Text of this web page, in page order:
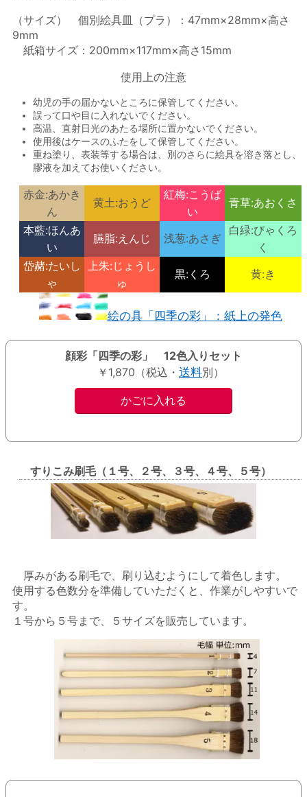
（サイズ） 個別絵具皿（プラ）：47mm×28mm×高さ
9mm
紙箱サイズ：200mm×117mm×高さ15mm
使用上の注意
幼児の手の届かないところに保管してください。
誤って口や目に入れないでください。
高温、直射日光のあたる場所に置かないでください。
使用後はケースのふたをして保管してください。
重ね塗り、表装等する場合は、別のさらに絵具を溶き落とし、
膠液を加えてお使いください。
赤金:あかき
ん
黄土:おうど
紅梅:こうば
い
青草:あおくさ
本藍:ほんあ
い
臙脂:えんじ 浅葱:あさぎ
白緑:びゃくろ
く
岱赭:たいし
ゃ
上朱:じょうし
ゅ
黒:くろ 黄:き
絵の具「四季の彩」：紙上の発色
顔彩「四季の彩」 12色入りセット
￥1,870（税込・ 送料別）
すりこみ刷毛（１号、２号、３号、４号、５号）
厚みがある刷毛で、刷り込むようにして着色します。
使用する色数分を準備していただくと、作業がしやすいで
す。
１号から５号まで、５サイズを販売しています。